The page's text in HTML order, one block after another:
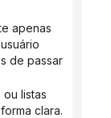
de passar
clara.